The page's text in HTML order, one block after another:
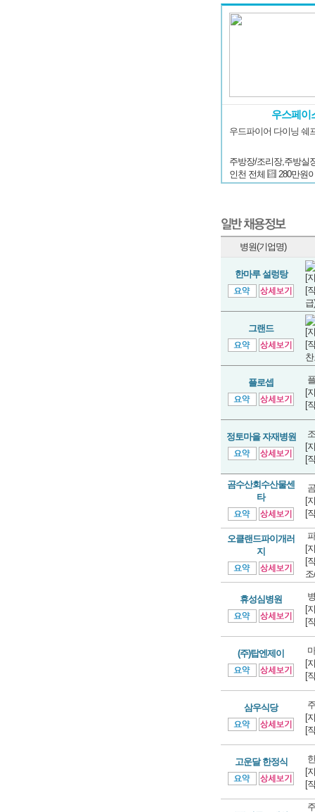
우스페이
우드파이어 다이닝 쉐
인천 전체 280만원
병원(기업명)
한마루 설렁탕
[
[
급)
그랜드
[
[
플로셉
[
[
정토마을 자재병원
[
[
곰수산회수산물센
타
[
[
오클랜드파이개러
지
[
[
휴성심병원
[
[
(주)탑엔제이
[
[
삼우식당
[
[
고운달 한정식
[
[